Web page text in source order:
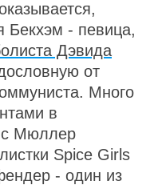
Бекхэм - певица,
Дэвида
от
Много
в
Мюллер
Spice Girls
- один из